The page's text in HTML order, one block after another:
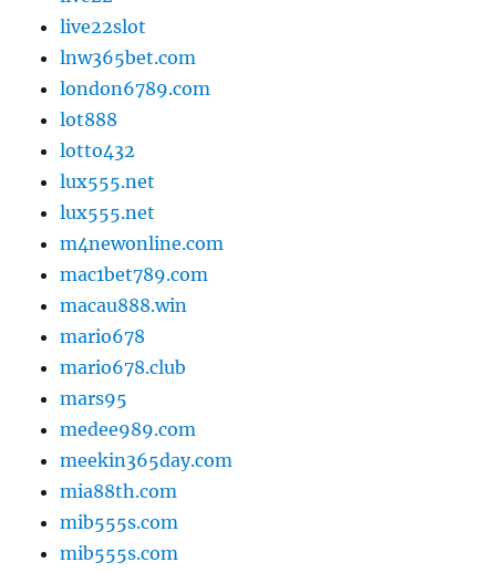
live22slot
lnw365bet.com
london6789.com
lot888
lotto432
lux555.net
lux555.net
m4newonline.com
mac1bet789.com
macau888.win
mario678
mario678.club
mars95
medee989.com
meekin365day.com
mia88th.com
mib555s.com
mib555s.com